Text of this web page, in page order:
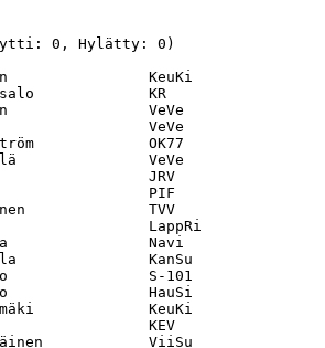
0, Hylätty: 0)
KeuKi
KR
VeVe
VeVe
OK77
VeVe
JRV
PIF
TVV
LappRi
Navi
KanSu
S-101
HauSi
KeuKi
KEV
ViiSu